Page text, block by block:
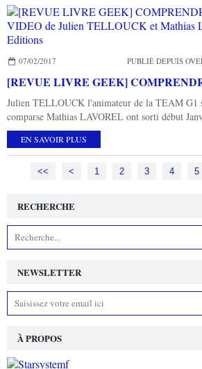
07/02/2017 PUBLIÉ DEPUIS
Julien TELLOUCK l'animateur de la TEAM G1
comparse Mathias LAVOREL ont sorti début
EN SAVOIR PLUS
<< < 1 2 3 4 5
NEWSLETTER
RECHERCHE
À PROPOS